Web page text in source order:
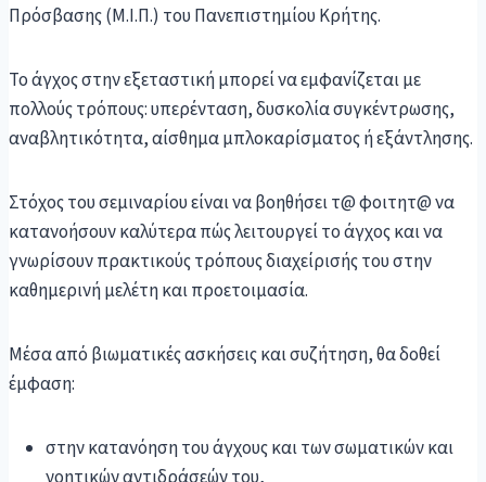
Πρόσβασης (Μ.Ι.Π.) του Πανεπιστημίου Κρήτης.
Το άγχος στην εξεταστική μπορεί να εμφανίζεται με
πολλούς τρόπους: υπερένταση, δυσκολία συγκέντρωσης,
αναβλητικότητα, αίσθημα μπλοκαρίσματος ή εξάντλησης.
Στόχος του σεμιναρίου είναι να βοηθήσει τ@ φοιτητ@ να
κατανοήσουν καλύτερα πώς λειτουργεί το άγχος και να
γνωρίσουν πρακτικούς τρόπους διαχείρισής του στην
καθημερινή μελέτη και προετοιμασία.
Μέσα από βιωματικές ασκήσεις και συζήτηση, θα δοθεί
έμφαση:
στην κατανόηση του άγχους και των σωματικών και